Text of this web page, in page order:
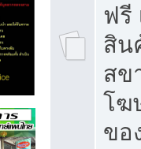
ฟรี
สิน
สข
โฆ
ขอ